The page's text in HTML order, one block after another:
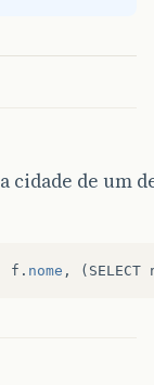
cidade de um
f . nome , ( SELECT